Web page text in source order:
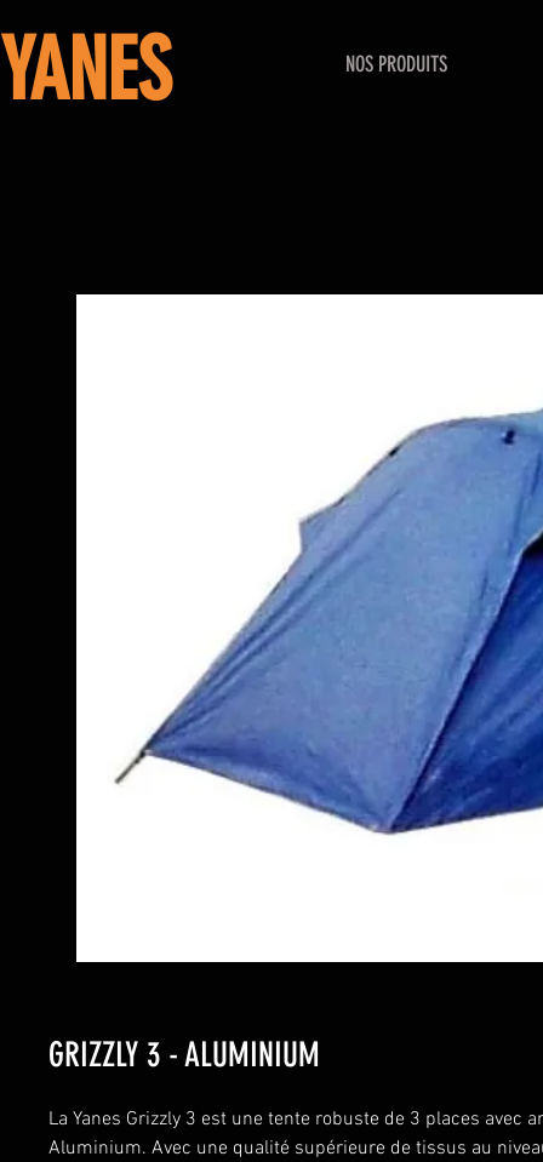
YANES
GRIZZLY 3 - ALUMINIUM
La Yanes Grizzly 3 est une tente robuste de 3 places avec
Aluminium. Avec une qualité supérieure de tissus au
NOS PRODUITS